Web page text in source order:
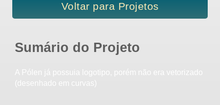
Voltar para Projetos
Sumário do Projeto
A Pólen já possuia logotipo, porém não era vetorizado
(desenhado em curvas)